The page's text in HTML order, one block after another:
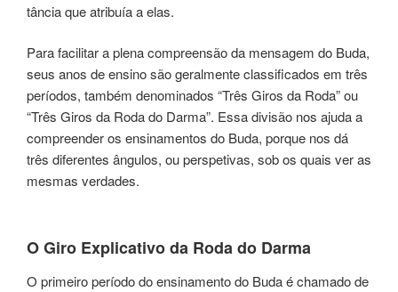
tân­cia que atri­buía a elas.
Para faci­li­tar a plena com­preen­são da men­sa­gem do Buda,
seus anos de ensi­no são geralmen­te clas­si­fi­ca­dos em três
perío­dos, tam­bém denominados “Três Giros da Roda” ou
“Três Giros da Roda do Darma”. Essa divi­são nos ajuda a
compreender os ensinamentos do Buda, por­que nos dá
três diferentes ângulos, ou perspetivas, sob os quais ver as
mes­mas verdades.
O Giro Expli­ca­ti­vo da Roda do Darma
O pri­mei­ro perío­do do ensi­na­men­to do Buda é cha­ma­do de